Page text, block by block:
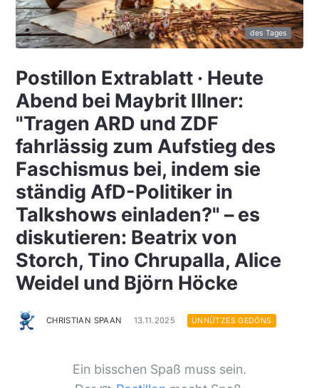
des Tages
Postillon Extrablatt · Heute
Abend bei Maybrit Illner:
"Tragen ARD und ZDF
fahrlässig zum Aufstieg des
Faschismus bei, indem sie
ständig AfD-Politiker in
Talkshows einladen?" – es
diskutieren: Beatrix von
Storch, Tino Chrupalla, Alice
Weidel und Björn Höcke
CHRISTIAN SPAAN 13.11.2025 UNNÜTZES GEDÖNS
Ein bisschen Spaß muss sein.